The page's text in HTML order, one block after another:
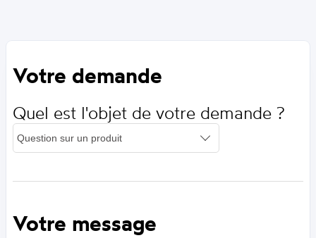
Votre demande
Quel est l'objet de votre demande ?
Votre message